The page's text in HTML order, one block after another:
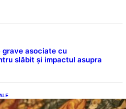
grave asociate cu
slăbit și impactul asupra
Maicii Domnului: Tradiții,